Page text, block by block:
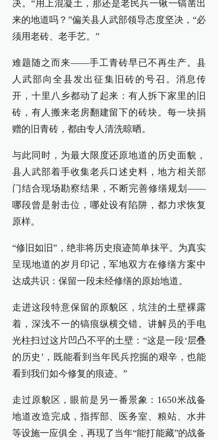
决。“用上混凝土，那还是老民兵一锹一镐凿出
来的地道吗？”偏关县人武部领导态度坚决，“必
须用老砖、老手艺。”
难题随之而来——手工青砖早已不再生产。县
人武部向全县发出征集旧砖的号召。消息传
开，十里八乡都动了起来：有人拆下家里的旧
砖，有人搬来老房翻建留下的砖块。每一块捐
赠的旧青砖，都由专人清洗晾晒。
与此同时，为最大限度还原地道的历史面貌，
县人武部着手收集老兵口述史料，地方相关部
门结合现场勘察结果，不断完善修缮规划——
哪段曾是射击位，哪处设有陷阱，都力求恢复
原样。
“修旧如旧”，绝非将历史痕迹简单抹平。为真实
呈现地道的岁月印记，军地双方在修缮方案中
达成共识：保留一段未经修缮的原始地道。
走进这段特意保留的原貌区，坑洼的土壁裸露
着，深浅不一的镐痕纵横交错。讲解员的手电
光柱扫过这片凹凸不平的土壁：“这是一段‘层叠
的历史’，既能看到当年民兵挖掘的艰辛，也能
看到我们如今修复的痕迹。”
走过原貌区，眼前是另一番景象：1650米战备
地道改造完成，指挥部、医务室、粮站、水井
等设施一应俱全，再现了当年“能打能藏”的战备